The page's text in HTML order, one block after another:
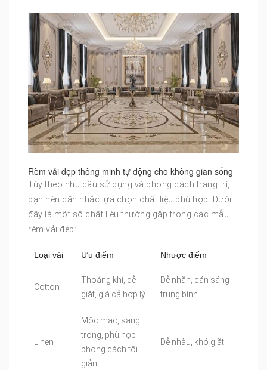
Rèm vải đẹp thông minh tự động cho không gian sống
Tùy theo nhu cầu sử dụng và phong cách trang trí,
bạn nên cân nhắc lựa chọn chất liệu phù hợp. Dưới
đây là một số chất liệu thường gặp trong các mẫu
rèm vải đẹp:
Loại vải Ưu điểm Nhược điểm
Cotton
Thoáng khí, dễ
giặt, giá cả hợp lý
Dễ nhăn, cản sáng
trung bình
Linen
Mộc mạc, sang
trọng, phù hợp
phong cách tối
giản
Dễ nhàu, khó giặt